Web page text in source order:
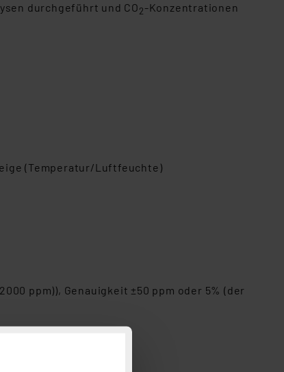
durchgeführt und CO2-Konzentrationen
(Temperatur/Luftfeuchte)
ppm)), Genauigkeit ±50 ppm oder 5% (der